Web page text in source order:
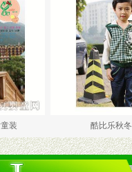
酷比乐秋冬外套